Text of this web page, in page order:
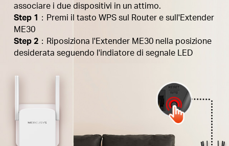
associare i due dispositivi in un attimo.
Step 1 ：Premi il tasto WPS sul Router e sull'Extender
ME30
Step 2：Riposiziona l'Extender ME30 nella posizione
desiderata seguendo l'indiatore di segnale LED